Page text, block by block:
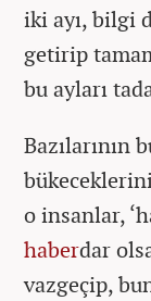
iki ayı, bilgi
getirip
bu ayları
Bazılarının
o insanlar,
haberdar
vazgeçip,